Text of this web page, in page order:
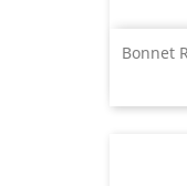
Bonnet